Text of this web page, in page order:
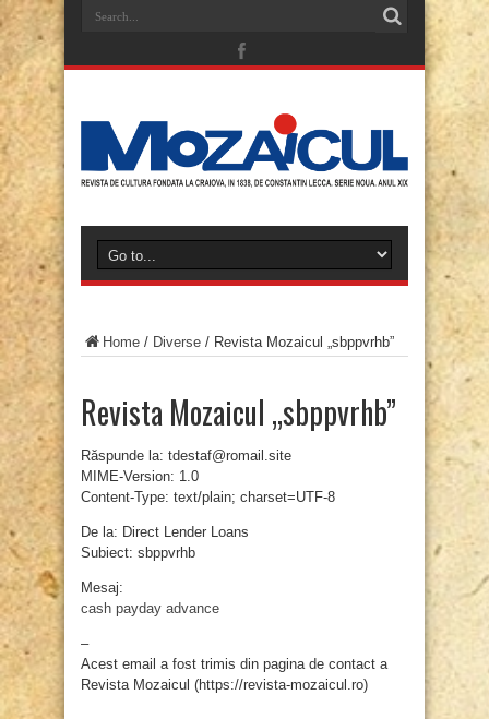
Home / Diverse / Revista Mozaicul „sbppvrhb”
Revista Mozaicul „sbppvrhb”
Răspunde la: tdestaf@romail.site
MIME-Version: 1.0
Content-Type: text/plain; charset=UTF-8
De la: Direct Lender Loans
Subiect: sbppvrhb
Mesaj:
cash payday advance
–
Acest email a fost trimis din pagina de contact a
Revista Mozaicul (https://revista-mozaicul.ro)